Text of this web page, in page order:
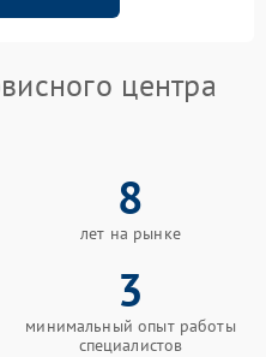
центра
8
лет на рынке
3
минимальный опыт работы
специалистов